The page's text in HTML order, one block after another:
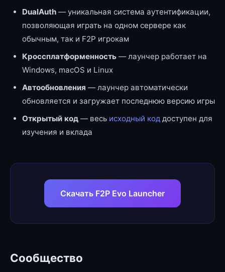
DualAuth — уникальная система аутентификации,
позволяющая играть на одном сервере как
обычным, так и F2P игрокам
Кроссплатформенность — лаунчер работает на
Windows, macOS и Linux
Автообновления — лаунчер автоматически
обновляется и загружает последнюю версию игры
Открытый код — весь исходный код доступен для
изучения и вклада
Скачать F2P Evo Launcher
Сообщество